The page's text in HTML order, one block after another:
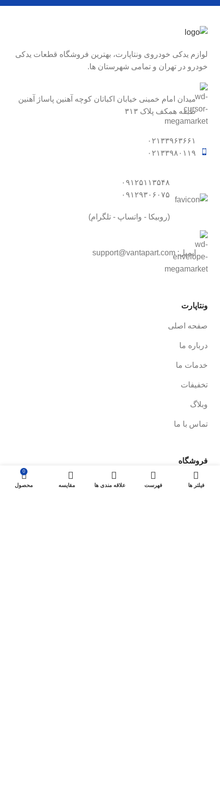
لوازم یدکی خودروی ونتاپارت، بهترین فروشگاه قطعات یدکی
خودرو در تهران و تمامی شهرستان ها.
میدان امام خمینی خیابان اکباتان کوچه آهنین پاساژ آهنین
طبقه همکف پلاک ۳۱۳
۰۲۱۳۳۹۶۳۶۶۱
۰۲۱۳۳۹۸۰۱۱۹
۰۹۱۲۵۱۱۳۵۴۸
۰۹۱۲۹۳۰۶۰۷۵
(روبیکا - واتساپ - تلگرام)
ایمیل: support@vantapart.com
ونتاپارت
صفحه اصلی
درباره ما
خدمات ما
تخفیفات
وبلاگ
تماس با ما
فروشگاه
صفحه فروشگاه
فیلتر ها فهرست علاقه مندی ها مقایسه
0
محصول